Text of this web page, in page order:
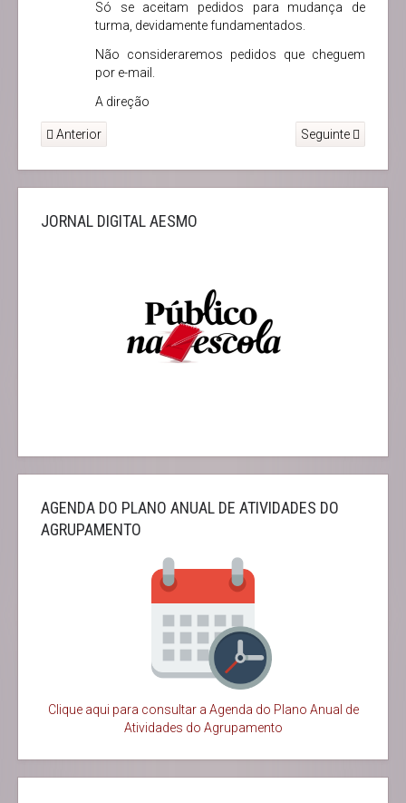
Só se aceitam pedidos para mudança de
turma, devidamente fundamentados.
Não consideraremos pedidos que cheguem
por e-mail.
A direção
Anterior Seguinte
JORNAL DIGITAL AESMO
AGENDA DO PLANO ANUAL DE ATIVIDADES DO
AGRUPAMENTO
Clique aqui para consultar a Agenda do Plano Anual de
Atividades do Agrupamento